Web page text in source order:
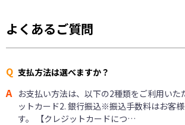
よくあるご質問
Q 支払方法は選べますか？
A お支払い方法は、以下の2種類をご利用いた
ットカード2. 銀行振込※振込手数料はお客
す。 【クレジットカードにつ…